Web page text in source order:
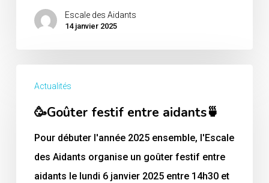
Escale des Aidants
14 janvier 2025
Goûter
festif
Actualités
🥳Goûter festif entre aidants🍵
Pour débuter l'année 2025 ensemble, l'Escale
des Aidants organise un goûter festif entre
aidants le lundi 6 janvier 2025 entre 14h30 et